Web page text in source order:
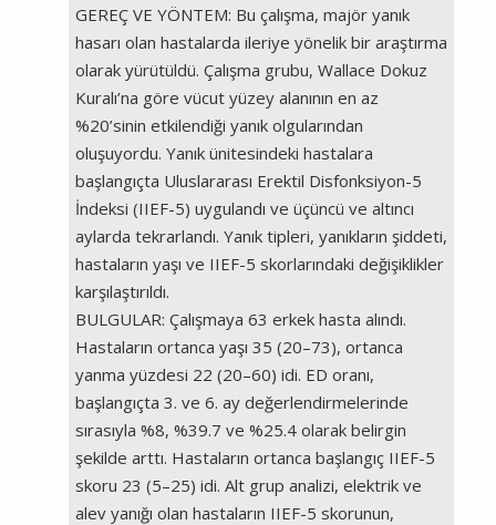
GEREÇ VE YÖNTEM: Bu çalışma, majör yanık
hasarı olan hastalarda ileriye yönelik bir araştırma
olarak yürütüldü. Çalışma grubu, Wallace Dokuz
Kuralı’na göre vücut yüzey alanının en az
%20’sinin etkilendiği yanık olgularından
oluşuyordu. Yanık ünitesindeki hastalara
başlangıçta Uluslararası Erektil Disfonksiyon-5
İndeksi (IIEF-5) uygulandı ve üçüncü ve altıncı
aylarda tekrarlandı. Yanık tipleri, yanıkların şiddeti,
hastaların yaşı ve IIEF-5 skorlarındaki değişiklikler
karşılaştırıldı.
BULGULAR: Çalışmaya 63 erkek hasta alındı.
Hastaların ortanca yaşı 35 (20–73), ortanca
yanma yüzdesi 22 (20–60) idi. ED oranı,
başlangıçta 3. ve 6. ay değerlendirmelerinde
sırasıyla %8, %39.7 ve %25.4 olarak belirgin
şekilde arttı. Hastaların ortanca başlangıç IIEF-5
skoru 23 (5–25) idi. Alt grup analizi, elektrik ve
alev yanığı olan hastaların IIEF-5 skorunun,